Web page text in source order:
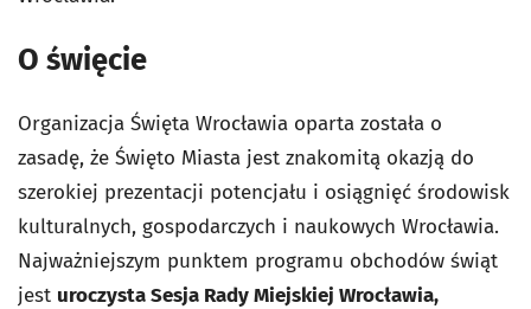
O święcie
Organizacja Święta Wrocławia oparta została o
zasadę, że Święto Miasta jest znakomitą okazją do
szerokiej prezentacji potencjału i osiągnięć środowisk
kulturalnych, gospodarczych i naukowych Wrocławia.
Najważniejszym punktem programu obchodów świąt
jest uroczysta Sesja Rady Miejskiej Wrocławia,